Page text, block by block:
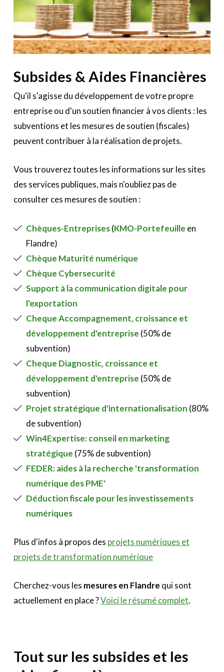
Subsides & Aides Financières
Qu'il s'agisse du développement de votre propre
entreprise ou d'un soutien financier à vos clients : les
subventions et les mesures de soutien (fiscales)
peuvent contribuer à la réalisation de projets.
Vous trouverez toutes les informations sur les sites
des services publiques, mais n'oubliez pas de
consulter ces mesures de soutien :
Chèques-Entreprises(KMO-Portefeuille en
Flandre)
Chèque Maturité numérique
Chèque Cybersecurité
Support à la communication digitale pour
l'exportation
Cheque Accompagnement, croissance et
développement d'entreprise (50% de
subvention)
Cheque Diagnostic, croissance et
développement d'entreprise (50% de
subvention)
Projet stratégique d'internationalisation (80%
de subvention)
Win4Expertise: conseil en marketing
stratégique (75% de subvention)
FEDER: aides à la recherche 'transformation
numérique des PME'
Déduction fiscale pour les investissements
numériques
Plus d'infos à propos des projets numériques et
projets de transformation numérique
Cherchez-vous les mesures en Flandre qui sont
actuellement en place ?Voici le résumé complet.
Tout sur les subsides et les
Annuaire prestataires
A propos
Become a member Account